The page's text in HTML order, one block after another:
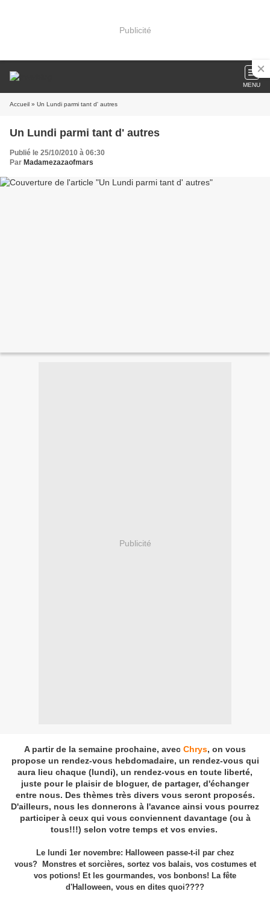
Publicité
MENU
Accueil » Un Lundi parmi tant d' autres
Un Lundi parmi tant d' autres
Publié le 25/10/2010 à 06:30
Par Madamezazaofmars
Publicité
A partir de la semaine prochaine, avec Chrys, on vous
propose un rendez-vous hebdomadaire, un rendez-vous qui
aura lieu chaque (lundi), un rendez-vous en toute liberté,
juste pour le plaisir de bloguer, de partager, d'échanger
entre nous. Des thèmes très divers vous seront proposés.
D'ailleurs, nous les donnerons à l'avance ainsi vous pourrez
participer à ceux qui vous conviennent davantage (ou à
tous!!!) selon votre temps et vos envies.
Le lundi 1er novembre: Halloween passe-t-il par chez
vous? Monstres et sorcières, sortez vos balais, vos costumes et
vos potions! Et les gourmandes, vos bonbons! La fête
d'Halloween, vous en dites quoi????